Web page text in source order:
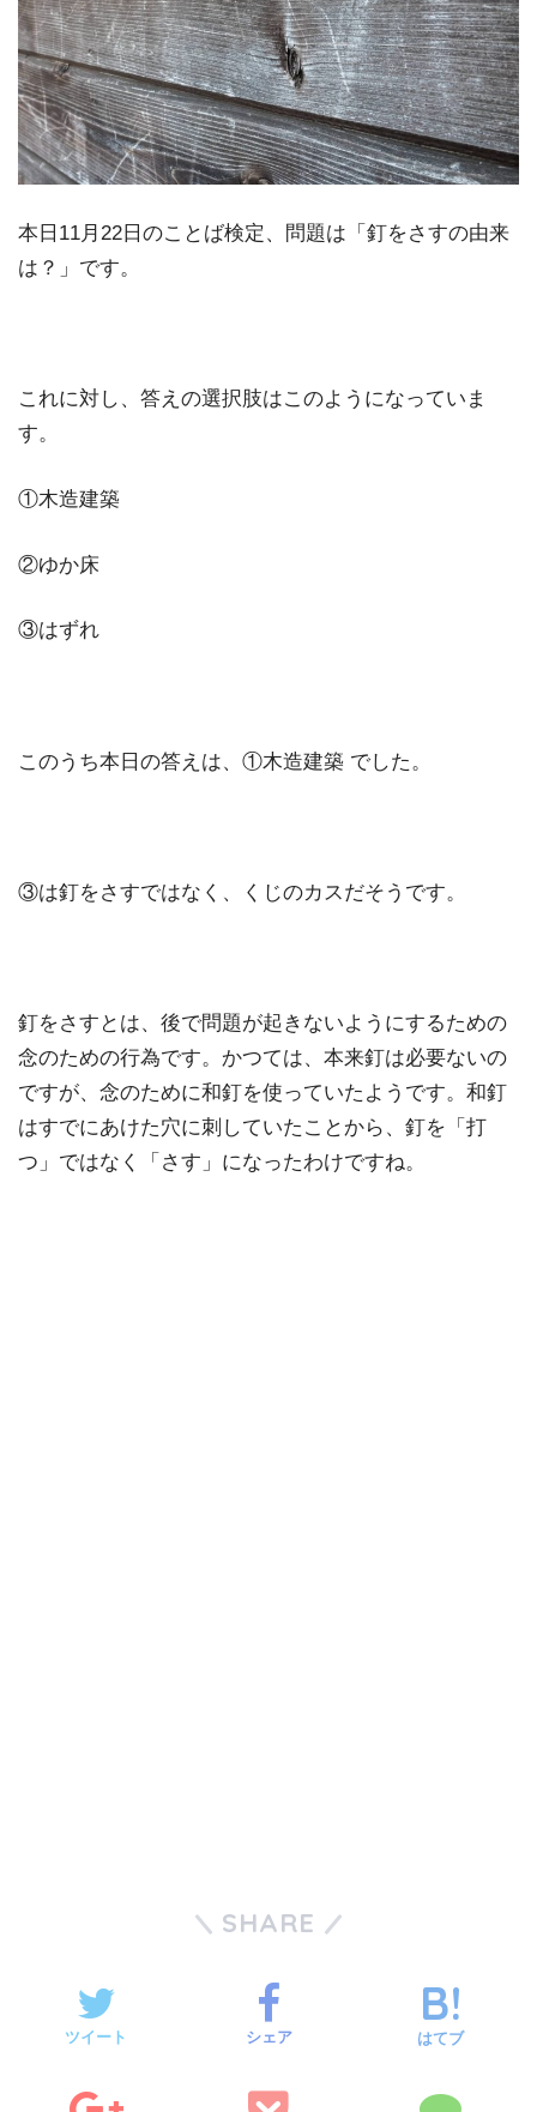
本日11月22日のことば検定、問題は「釘をさすの由来
は？」です。
これに対し、答えの選択肢はこのようになっていま
す。
①木造建築
②ゆか床
③はずれ
このうち本日の答えは、①木造建築 でした。
③は釘をさすではなく、くじのカスだそうです。
釘をさすとは、後で問題が起きないようにするための
念のための行為です。かつては、本来釘は必要ないの
ですが、念のために和釘を使っていたようです。和釘
はすでにあけた穴に刺していたことから、釘を「打
つ」ではなく「さす」になったわけですね。
SHARE
ツイート シェア はてブ